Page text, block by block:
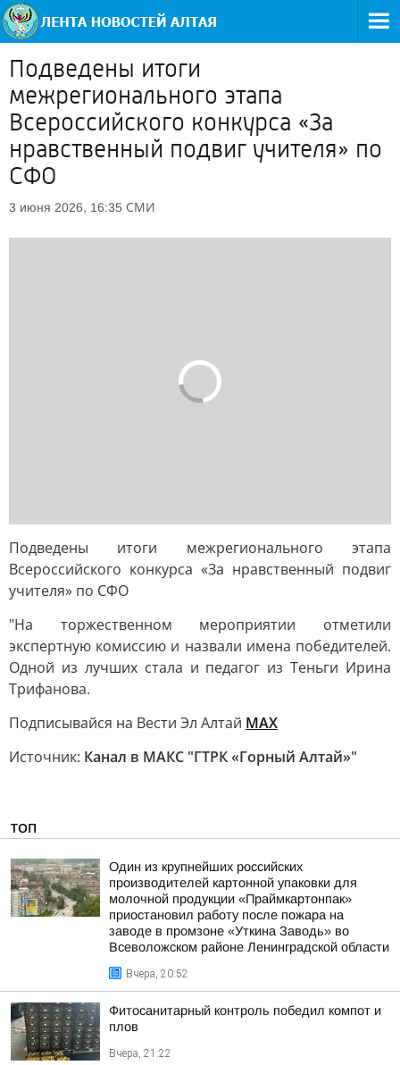
Подведены итоги
межрегионального этапа
Всероссийского конкурса «За
нравственный подвиг учителя» по
СФО
3 июня 2026, 16:35 СМИ
Подведены итоги межрегионального этапа
Всероссийского конкурса «За нравственный подвиг
учителя» по СФО
"На торжественном мероприятии отметили
экспертную комиссию и назвали имена победителей.
Одной из лучших стала и педагог из Теньги Ирина
Трифанова.
Подписывайся на Вести Эл Алтай МАХ
Источник: Канал в МАКС "ГТРК «Горный Алтай»"
ТОП
Один из крупнейших российских
производителей картонной упаковки для
молочной продукции «Праймкартонпак»
приостановил работу после пожара на
заводе в промзоне «Уткина Заводь» во
Всеволожском районе Ленинградской области
Вчера, 20:52
Фитосанитарный контроль победил компот и
плов
Вчера, 21:22